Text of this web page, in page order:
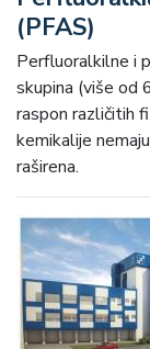
(PFAS)
Perfluoralkilne i
skupina (više od
raspon različitih
kemikalije
raširena.